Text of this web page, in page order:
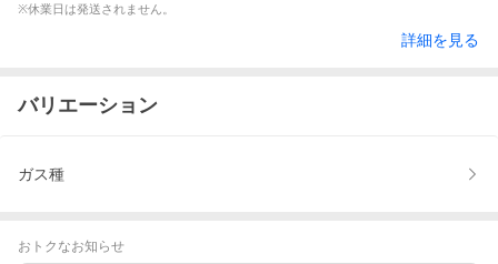
※休業日は発送されません。
詳細を見る
バリエーション
ガス種
おトクなお知らせ